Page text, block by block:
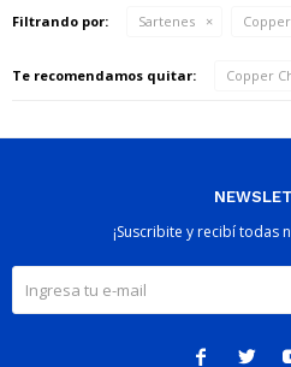
Filtrando por: Sartenes
Te recomendamos quitar: Copper
¡Suscribite y recibí todas
 